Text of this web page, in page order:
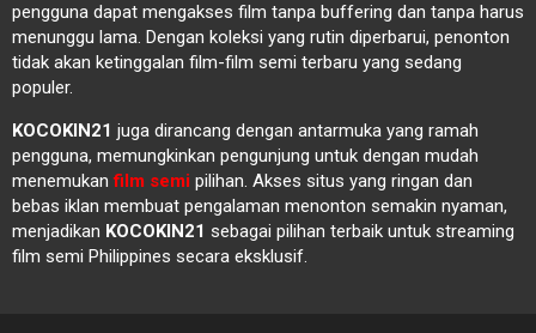
pengguna dapat mengakses film tanpa buffering dan tanpa harus
menunggu lama. Dengan koleksi yang rutin diperbarui, penonton
tidak akan ketinggalan film-film semi terbaru yang sedang
populer.
KOCOKIN21 juga dirancang dengan antarmuka yang ramah
pengguna, memungkinkan pengunjung untuk dengan mudah
menemukanfilm semi pilihan. Akses situs yang ringan dan
bebas iklan membuat pengalaman menonton semakin nyaman,
menjadikan KOCOKIN21 sebagai pilihan terbaik untuk streaming
film semi Philippines secara eksklusif.